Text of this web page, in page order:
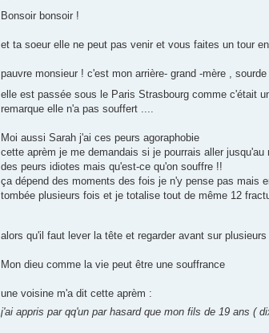
s
g
Bonsoir bonsoir !
et ta soeur elle ne peut pas venir et vous faites un tour
pauvre monsieur ! c'est mon arrière- grand -mère ,
elle est passée sous le Paris Strasbourg comme c'était
remarque elle n'a pas souffert ....
Moi aussi Sarah j'ai ces peurs agoraphobie
cette aprèm je me demandais si je pourrais aller
des peurs idiotes mais qu'est-ce qu'on souffre !!
ça dépend des moments des fois je n'y pense pas mais
tombée plusieurs fois et je totalise tout de même 12
alors qu'il faut lever la tête et regarder avant sur
Mon dieu comme la vie peut être une souffrance
une voisine m'a dit cette aprèm :
j'ai appris par qq'un par hasard que mon fils de 19 ans (